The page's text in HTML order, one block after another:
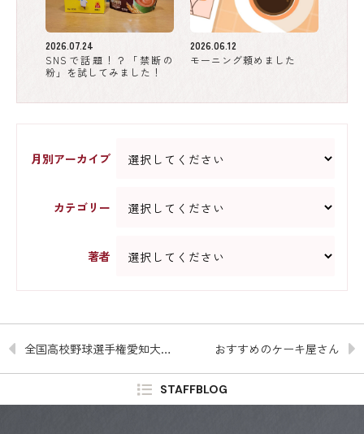
2026.07.24
SNSで話題！？「禁断の
粉」を試してみました！
2026.06.12
モーニング頼めました
月別アーカイブ
カテゴリー
著者
全国高校野球選手権愛知大会－決勝 おすすめのケーキ屋さん
STAFFBLOG